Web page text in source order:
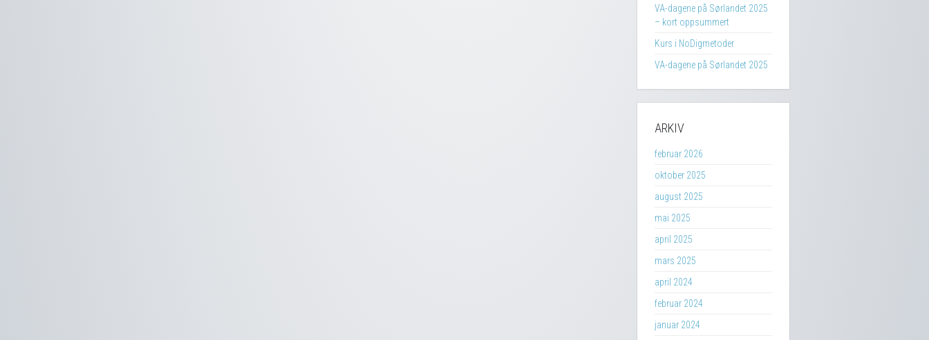
VA-dagene på Sørlandet 2025
– kort oppsummert
Kurs i NoDigmetoder
VA-dagene på Sørlandet 2025
ARKIV
februar 2026
oktober 2025
august 2025
mai 2025
april 2025
mars 2025
april 2024
februar 2024
januar 2024